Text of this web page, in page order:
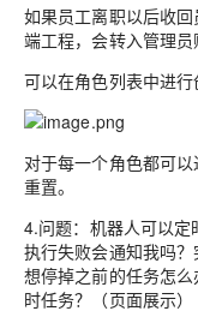
如果员工离职以后收
端工程，会转入管理员
可以在角色列表中进行
对于每一个角色都可
重置。
4.问题：机器人可以定
执行失败会通知我吗
想停掉之前的任务怎
时任务？（页面展示）